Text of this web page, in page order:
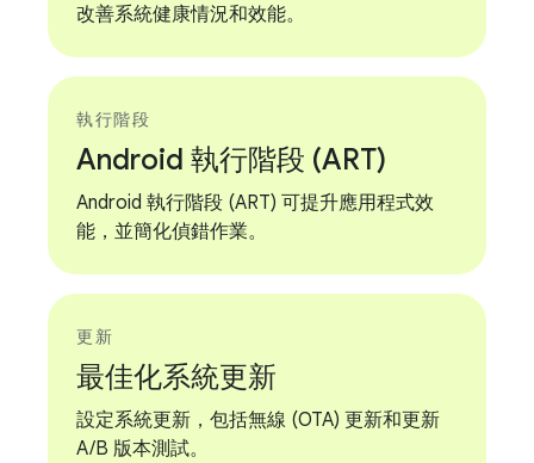
改善系統健康情況和效能。
執行階段
Android 執行階段 (ART)
Android 執行階段 (ART) 可提升應用程式效
能，並簡化偵錯作業。
更新
最佳化系統更新
設定系統更新，包括無線 (OTA) 更新和更新
A/B 版本測試。